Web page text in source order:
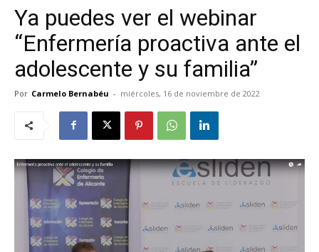
Ya puedes ver el webinar
“Enfermería proactiva ante el
adolescente y su familia”
Por Carmelo Bernabéu - miércoles, 16 de noviembre de 2022